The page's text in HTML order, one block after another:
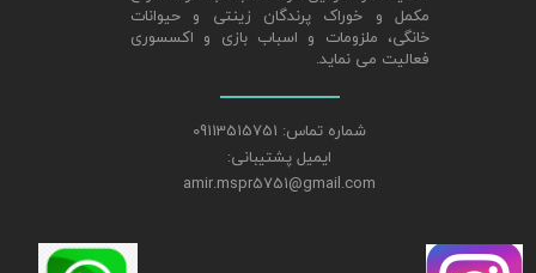
مکمل و خوراک پرندگان زینتی و حیوانات
خانگی، ملزومات و اسباب بازی و اکسسوری
فعالیت می نماید.
شماره تماس: 09113515751
ایمیل پشتیبانی:
amir.mspr5751@gmail.com